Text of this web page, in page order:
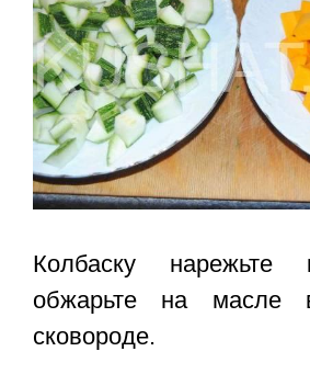
Колбаску нарежьте
обжарьте на масле
сковороде.